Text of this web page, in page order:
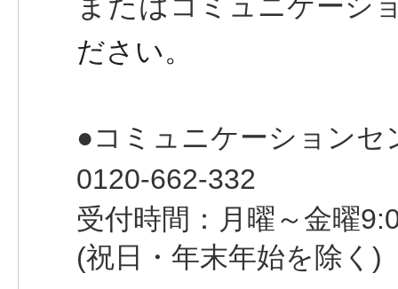
ださい。
●コミュニケーションセ
0120-662-332
受付時間：月曜～金曜
(祝日・年末年始を除く)